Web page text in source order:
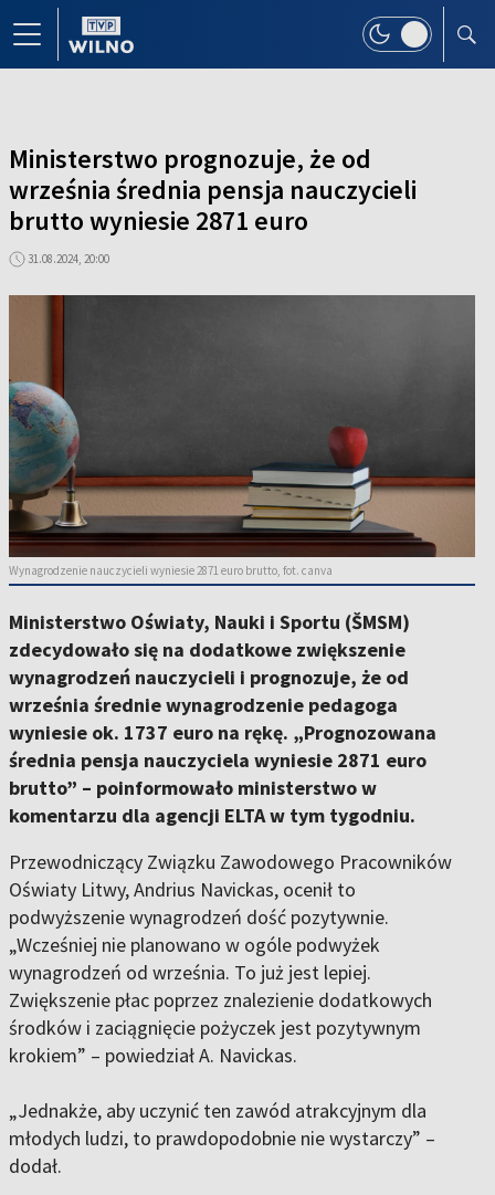
Ministerstwo prognozuje, że od
września średnia pensja nauczycieli
brutto wyniesie 2871 euro
31.08.2024, 20:00
Wynagrodzenie nauczycieli wyniesie 2871 euro brutto, fot. canva
Ministerstwo Oświaty, Nauki i Sportu (ŠMSM)
zdecydowało się na dodatkowe zwiększenie
wynagrodzeń nauczycieli i prognozuje, że od
września średnie wynagrodzenie pedagoga
wyniesie ok. 1737 euro na rękę. „Prognozowana
średnia pensja nauczyciela wyniesie 2871 euro
brutto” – poinformowało ministerstwo w
komentarzu dla agencji ELTA w tym tygodniu.
Przewodniczący Związku Zawodowego Pracowników
Oświaty Litwy, Andrius Navickas, ocenił to
podwyższenie wynagrodzeń dość pozytywnie.
„Wcześniej nie planowano w ogóle podwyżek
wynagrodzeń od września. To już jest lepiej.
Zwiększenie płac poprzez znalezienie dodatkowych
środków i zaciągnięcie pożyczek jest pozytywnym
krokiem” – powiedział A. Navickas.
„Jednakże, aby uczynić ten zawód atrakcyjnym dla
młodych ludzi, to prawdopodobnie nie wystarczy” –
dodał.